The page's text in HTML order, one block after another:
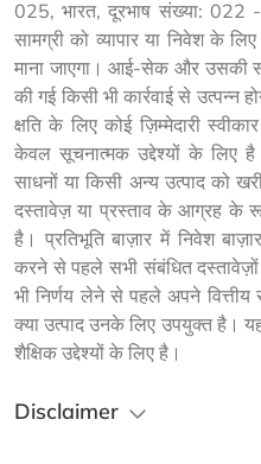
025, भारत, दूरभाष संख्या:
सामग्री को व्यापार या निवेश के
माना जाएगा। आई-सेक और उसकी
की गई किसी भी कार्रवाई से उत्पन्न
क्षति के लिए कोई ज़िम्मेदारी
केवल सूचनात्मक उद्देश्यों के लिए है
साधनों या किसी अन्य उत्पाद को
दस्तावेज़ या प्रस्ताव के आग्रह के
है। प्रतिभूति बाज़ार में निवेश
करने से पहले सभी संबंधित
भी निर्णय लेने से पहले अपने वित्तीय
क्या उत्पाद उनके लिए उपयुक्त है।
शैक्षिक उद्देश्यों के लिए है।
Disclaimer